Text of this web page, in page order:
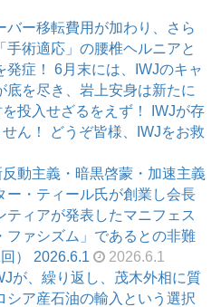
バー移転費用が加わり、さら
手術適応」の腰椎ヘルニアと
発症！ 6月末には、IWJのキャ
底を尽き、岩上安身は新たに
投入せざるをえず！ IWJが存
ん！ どうぞ皆様、IWJをお救
反動主義・暗黒啓蒙・加速主義
ー・ティール氏が創業し会長
ティアが発表したマニフェス
ファシズム」であるとの非難
） 2026.6.1
2026.6.1
が、繰り返し、茂木外相に質
シア産石油の輸入という選択